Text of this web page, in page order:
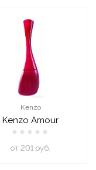
Kenzo
Kenzo Amour
oт 201 руб.